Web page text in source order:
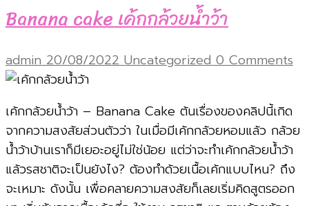
Banana cake เค้กกล้วยน้ำว้า
admin 20/08/2022Uncategorized0 Comments
เค้กกล้วยน้ำว้า – Banana Cake ต้นเรื่องของคลิปนี้เกิด
จากความสงสัยส่วนตัวว่า ในเมื่อมีเค้กกล้วยหอมแล้ว กล้วย
น้ำว้าบ้านเราก็มีเยอะอยู่ไม่ใช่น้อย แต่ว่าจะทำเค้กกล้วยน้ำว้า
แล้วรสชาติจะเป็นยังไง? ต้องทำด้วยเนื้อเค้กแบบไหน? ถึง
จะเหมาะ ดังนั้น เพื่อคลายความสงสัยก็เลยเริ่มคิดสูตรออก